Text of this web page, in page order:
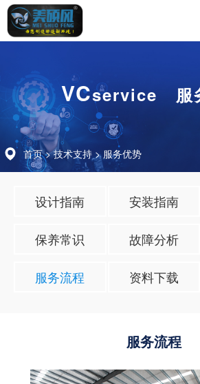
VCservice 服
首页>技术支持 >服务优势
设计指南 安装指南
保养常识 故障分析
服务流程 资料下载
服务流程